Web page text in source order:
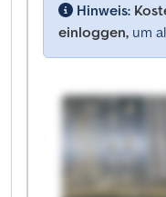
Hinweis:
einloggen, um